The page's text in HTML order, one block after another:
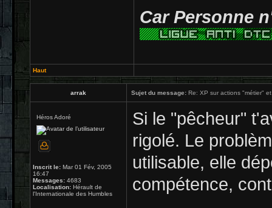
Car Personne
Haut
arrak Sujet du message: Re: XP sur actions "métier"
Héros Adoré
Inscrit le: Mar 01 Fév, 2005
16:47
Messages: 4683
Localisation: Hérault de
l'Internationale des Humbles
Si le "pêcheur"
rigolé. Le
utilisable, elle
compétence,